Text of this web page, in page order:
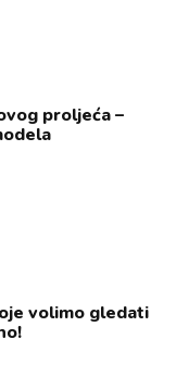
proljeća –
volimo gledati